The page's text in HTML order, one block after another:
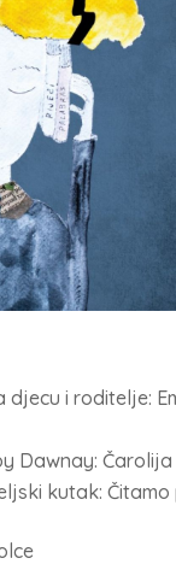
i roditelje:
Dawnay: Čarolija
kutak: Čitamo